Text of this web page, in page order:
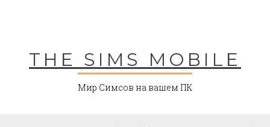
THE SIMS MOBILE
Мир Симсов на вашем ПК